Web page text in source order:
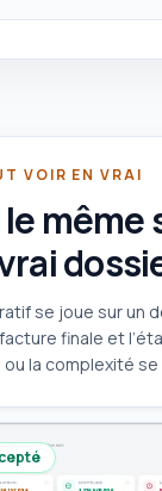
VOIR EN VRAI
même
se joue sur un
finale et
ou la complexité